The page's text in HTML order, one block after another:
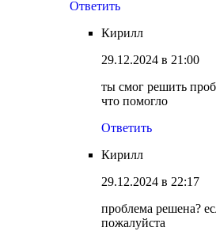
Ответить
Кирилл
29.12.2024 в 21:00
ты смог решить
что помогло
Ответить
Кирилл
29.12.2024 в 22:17
проблема решена?
пожалуйста